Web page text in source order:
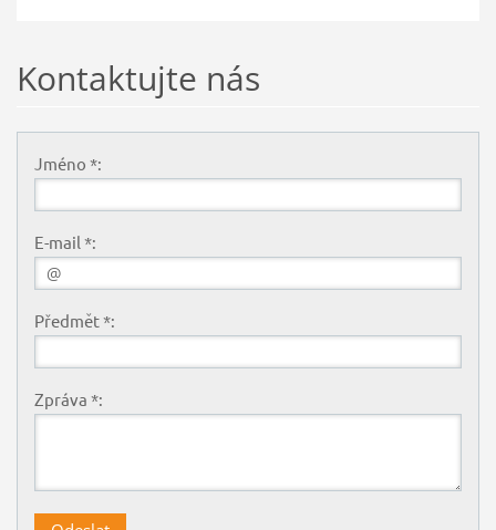
Kontaktujte nás
Jméno *:
E-mail *:
Předmět *:
Zpráva *: